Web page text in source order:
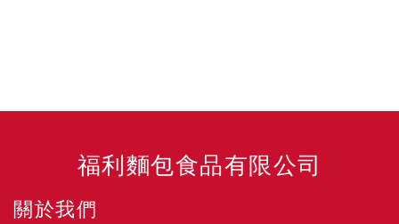
福利麵包食品有限公司
關於我們